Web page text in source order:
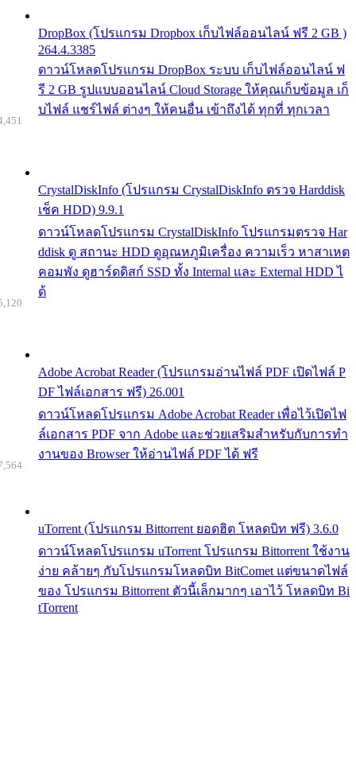
DropBox (โปรแกรม Dropbox เก็บไฟล์ออนไลน์ ฟรี 2 GB )
264.4.3385
ดาวน์โหลดโปรแกรม DropBox ระบบ เก็บไฟล์ออนไลน์ ฟ
รี 2 GB รูปแบบออนไลน์ Cloud Storage ให้คุณเก็บข้อมูล เก็
บไฟล์ แชร์ไฟล์ ต่างๆ ให้คนอื่น เข้าถึงได้ ทุกที่ ทุกเวลา
CrystalDiskInfo (โปรแกรม CrystalDiskInfo ตรวจ Harddisk
เช็ค HDD) 9.9.1
ดาวน์โหลดโปรแกรม CrystalDiskInfo โปรแกรมตรวจ Har
ddisk ดู สถานะ HDD ดูอุณหภูมิเครื่อง ความเร็ว หาสาเหต
คอมพัง ดูฮาร์ดดิสก์ SSD ทั้ง Internal และ External HDD ไ
ด้
Adobe Acrobat Reader (โปรแกรมอ่านไฟล์ PDF เปิดไฟล์ P
DF ไฟล์เอกสาร ฟรี) 26.001
ดาวน์โหลดโปรแกรม Adobe Acrobat Reader เพื่อไว้เปิดไฟ
ล์เอกสาร PDF จาก Adobe และช่วยเสริมสำหรับกับการทำ
งานของ Browser ให้อ่านไฟล์ PDF ได้ ฟรี
uTorrent (โปรแกรม Bittorrent ยอดฮิต โหลดบิท ฟรี) 3.6.0
ดาวน์โหลดโปรแกรม uTorrent โปรแกรม Bittorrent ใช้งาน
ง่าย คล้ายๆ กับโปรแกรมโหลดบิท BitComet แต่ขนาดไฟล์
ของ โปรแกรม Bittorrent ตัวนี้เล็กมากๆ เอาไว้ โหลดบิท Bi
tTorrent